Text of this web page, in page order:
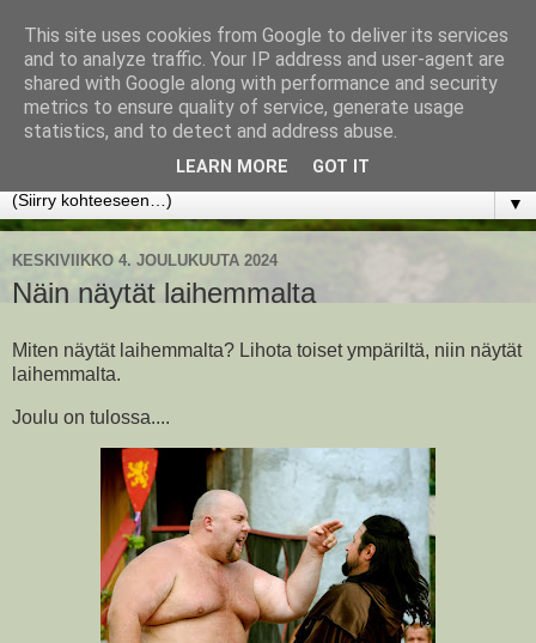
www.jyrkikokko.fi
Uusi Suunta - Jokainen hetki tarjoaa tilaisuuden muuttaa
▼
KESKIVIIKKO 4. JOULUKUUTA 2024
Näin näytät laihemmalta
Miten näytät laihemmalta? Lihota toiset ympäriltä, niin näytät
laihemmalta.
Joulu on tulossa....
This site uses cookies from Google to deliver its services
and to analyze traffic. Your IP address and user-agent are
shared with Google along with performance and security
metrics to ensure quality of service, generate usage
statistics, and to detect and address abuse.
LEARN MORE GOT IT